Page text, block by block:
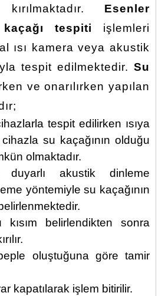
Esenler
tespiti işlemleri
ısı kamera veya akustik
tespit edilmektedir. Su
ve onarılırken yapılan
tespit edilirken ısıya
cihazla su kaçağının olduğu
olmaktadır.
duyarlı akustik dinleme
yöntemiyle su kaçağının
kısım belirlendikten sonra
oluştuğuna göre tamir
kapatılarak işlem bitirilir.